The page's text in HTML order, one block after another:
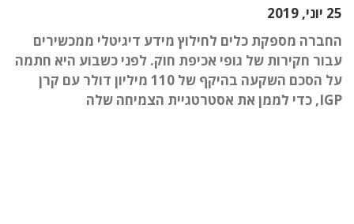
25 יוני, 2019
החברה מספקת כלים לחילוץ מידע דיגיטלי ממכשירים
עבור חקירות של גופי אכיפת חוק. לפני כשבוע היא חתמה
על הסכם השקעה בהיקף של 110 מיליון דולר עם קרן
IGP, כדי לממן את אסטרטגיית הצמיחה שלה